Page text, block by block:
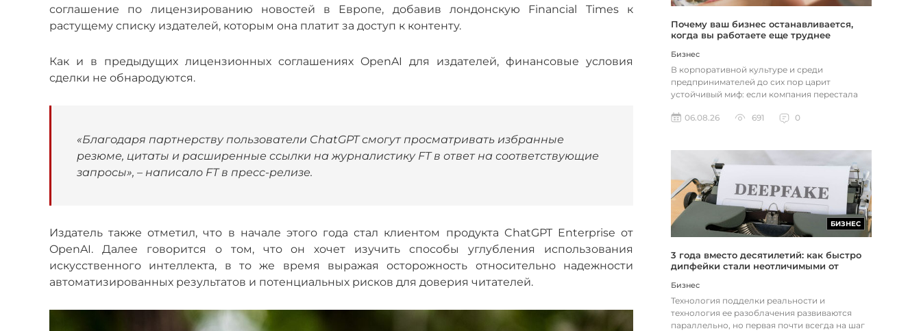
соглашение по лицензированию новостей в Европе, добавив лондонскую Financial Times к
растущему списку издателей, которым она платит за доступ к контенту.
Как и в предыдущих лицензионных соглашениях OpenAI для издателей, финансовые условия
сделки не обнародуются.
«Благодаря партнерству пользователи ChatGPT смогут просматривать избранные
резюме, цитаты и расширенные ссылки на журналистику FT в ответ на соответствующие
запросы», – написало FT в пресс-релизе.
Издатель также отметил, что в начале этого года стал клиентом продукта ChatGPT Enterprise от
OpenAI. Далее говорится о том, что он хочет изучить способы углубления использования
искусственного интеллекта, в то же время выражая осторожность относительно надежности
автоматизированных результатов и потенциальных рисков для доверия читателей.
Почему ваш бизнес останавливается,
когда вы работаете еще труднее
Бизнес
В корпоративной культуре и среди
предпринимателей до сих пор царит
устойчивый миф: если компания перестала
пр...06.08.26 691 0
БИЗНЕС
3 года вместо десятилетий: как быстро
дипфейки стали неотличимыми от
Бизнес
Технология подделки реальности и
технология ее разоблачения развиваются
параллельно, но первая почти всегда на шаг